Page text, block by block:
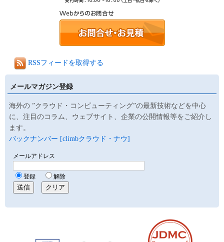
RSSフィードを取得する
メールマガジン登録
海外の ”クラウド・コンピューティング”の最新技術などを中心
に、注目のコラム、ウェブサイト、企業の公開情報等をご紹介し
ます。
バックナンバー [climbクラウド・ナウ]